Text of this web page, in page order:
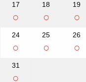
17
○
18
○
19
○
24
○
25
○
26
○
31
○